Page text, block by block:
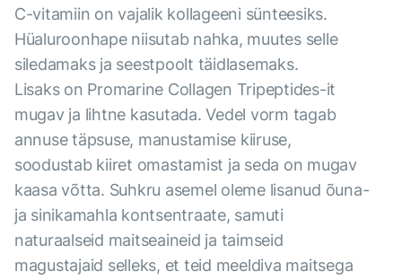
C-vitamiin on vajalik kollageeni sünteesiks.
Hüaluroonhape niisutab nahka, muutes selle
siledamaks ja seestpoolt täidlasemaks.
Lisaks on Promarine Collagen Tripeptides-it
mugav ja lihtne kasutada. Vedel vorm tagab
annuse täpsuse, manustamise kiiruse,
soodustab kiiret omastamist ja seda on mugav
kaasa võtta. Suhkru asemel oleme lisanud õuna-
ja sinikamahla kontsentraate, samuti
naturaalseid maitseaineid ja taimseid
magustajaid selleks, et teid meeldiva maitsega